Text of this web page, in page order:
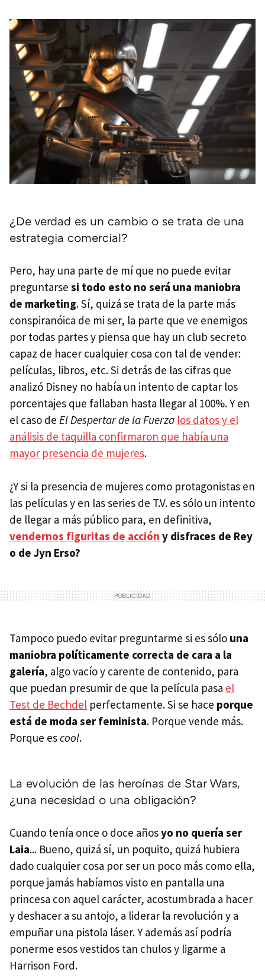
¿De verdad es un cambio o se trata de una
estrategia comercial?
Pero, hay una parte de mí que no puede evitar
preguntarse si todo esto no será una maniobra
de marketing. Sí, quizá se trata de la parte más
conspiranóica de mi ser, la parte que ve enemigos
por todas partes y piensa que hay un club secreto
capaz de hacer cualquier cosa con tal de vender:
películas, libros, etc. Si detrás de las cifras que
analizó Disney no había un intento de captar los
porcentajes que fallaban hasta llegar al 100%. Y en
el caso de El Despertar de la Fuerza los datos y el
análisis de taquilla confirmaron que había una
mayor presencia de mujeres.
¿Y si la presencia de mujeres como protagonistas en
las películas y en las series de T.V. es sólo un intento
de llegar a más público para, en definitiva,
vendernos figuritas de acción y disfraces de Rey
o de Jyn Erso?
Tampoco puedo evitar preguntarme si es sólo una
maniobra políticamente correcta de cara a la
galería, algo vacío y carente de contenido, para
que puedan presumir de que la película pasa el
Test de Bechdel perfectamente. Si se hace porque
está de moda ser feminista. Porque vende más.
Porque escool.
La evolución de las heroínas de Star Wars,
¿una necesidad o una obligación?
Cuando tenía once o doce añosyo no quería ser
Laia... Bueno, quizá sí, un poquito, quizá hubiera
dado cualquier cosa por ser un poco más como ella,
porque jamás habíamos visto en pantalla una
princesa con aquel carácter, acostumbrada a hacer
y deshacer a su antojo, a liderar la revolución y a
empuñar una pistola láser. Y además así podría
ponerme esos vestidos tan chulos y ligarme a
Harrison Ford.